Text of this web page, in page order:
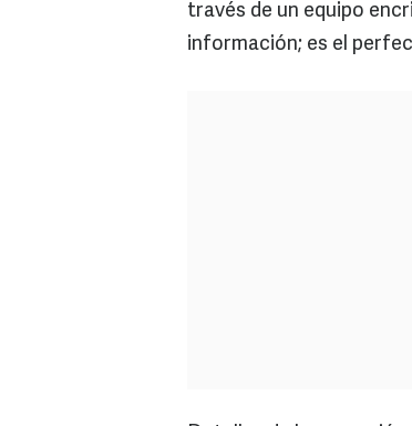
través de un equipo
información; es el